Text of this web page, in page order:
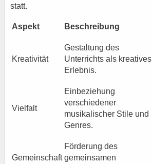
statt.
Aspekt Beschreibung
Kreativität
Gestaltung des
Unterrichts als kreatives
Erlebnis.
Vielfalt
Einbeziehung
verschiedener
musikalischer Stile und
Genres.
Gemeinschaft
Förderung des
gemeinsamen